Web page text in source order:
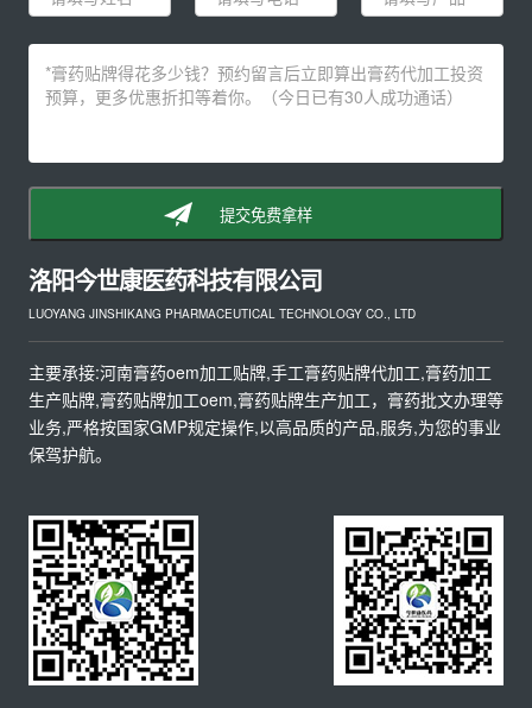
提交免费拿样
洛阳今世康医药科技有限公司
LUOYANG JINSHIKANG PHARMACEUTICAL TECHNOLOGY CO., LTD
主要承接:河南膏药oem加工贴牌,手工膏药贴牌代加工,膏药加工
生产贴牌,膏药贴牌加工oem,膏药贴牌生产加工，膏药批文办理等
业务,严格按国家GMP规定操作,以高品质的产品,服务,为您的事业
保驾护航。